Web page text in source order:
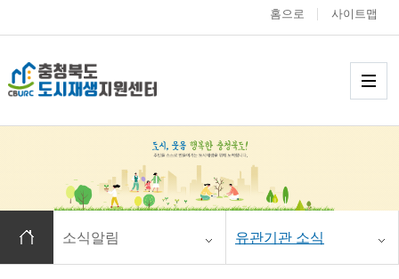
충청북도 도시재
홈으로 사이트맵
홈으로 이동
소식알림 유관기관 소식